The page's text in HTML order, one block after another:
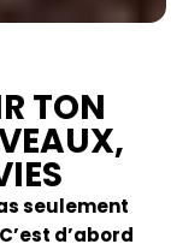
TON
seulement
d’abord